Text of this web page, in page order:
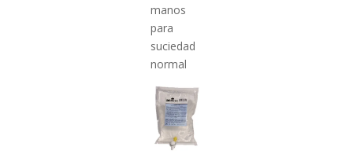
manos
para
suciedad
normal